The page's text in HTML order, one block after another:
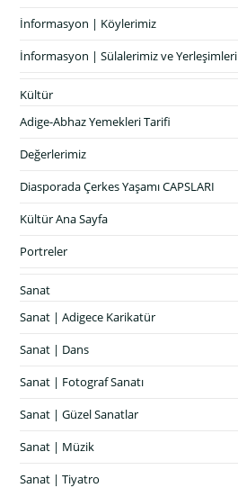
İnformasyon | Köylerimiz
İnformasyon | Sülalerimiz ve Yerleşimleri
Kültür
Adige-Abhaz Yemekleri Tarifi
Değerlerimiz
Diasporada Çerkes Yaşamı CAPSLARI
Kültür Ana Sayfa
Portreler
Sanat
Sanat | Adigece Karikatür
Sanat | Dans
Sanat | Fotograf Sanatı
Sanat | Güzel Sanatlar
Sanat | Müzik
Sanat | Tiyatro